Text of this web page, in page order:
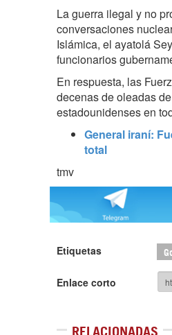
La guerra ilegal y no
conversaciones
Islámica, el ayatolá
funcionarios
En respuesta, las
decenas de oleadas
estadounidenses en
General iraní:
total
tmv
Etiquetas
Enlace corto
RELACIONADAS